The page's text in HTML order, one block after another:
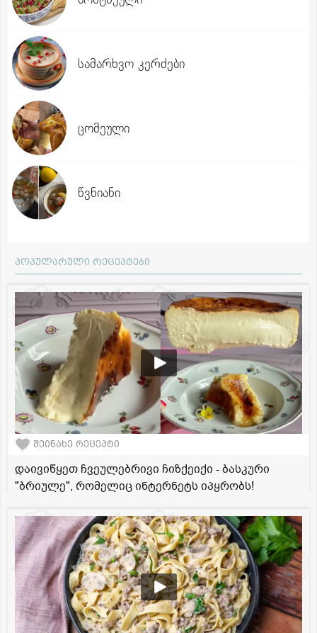
სამარხვო კერძები
ცომეული
წვნიანი
პოპულარული რეცეპტები
შეინახე რეცეპტი
დაივიწყეთ ჩვეულებრივი ჩიზქეიქი - ბასკური
"ბრიულე", რომელიც ინტერნეტს იპყრობს!